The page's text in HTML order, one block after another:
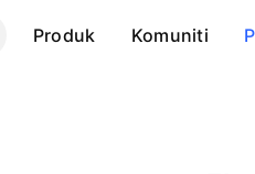
Produk Komuniti